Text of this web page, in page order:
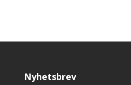
Nyhetsbrev